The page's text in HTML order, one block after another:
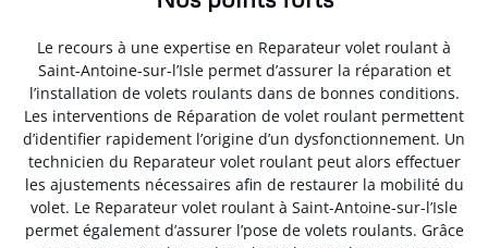
Le recours à une expertise en Reparateur volet roulant à
Saint-Antoine-sur-l’Isle permet d’assurer la réparation et
l’installation de volets roulants dans de bonnes conditions.
Les interventions de Réparation de volet roulant permettent
d’identifier rapidement l’origine d’un dysfonctionnement. Un
technicien du Reparateur volet roulant peut alors effectuer
les ajustements nécessaires afin de restaurer la mobilité du
volet. Le Reparateur volet roulant à Saint-Antoine-sur-l’Isle
permet également d’assurer l’pose de volets roulants. Grâce